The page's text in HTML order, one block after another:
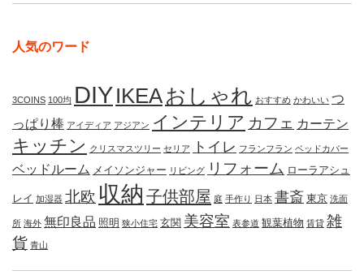
人気のワード
3COINS 100均 DIYIKEAおしゃれ おすすめ かわいい つ
っぱり棒 アイディア アジアン インテリア カフェ カーテン
キッチン クリスマスツリー セリア トイレ フランフラン ベッドカバー
ベッドルーム メイソンジャー リビング リフォーム ローラアシュ
レイ 加湿器 北欧 収納 子供部屋 庭 手作り 日本 書斎 東京 洗面
所 海外 無印良品 照明 狭小住宅 玄関 美容室 表参道 観葉植物 賃貸 雑
貨 青山